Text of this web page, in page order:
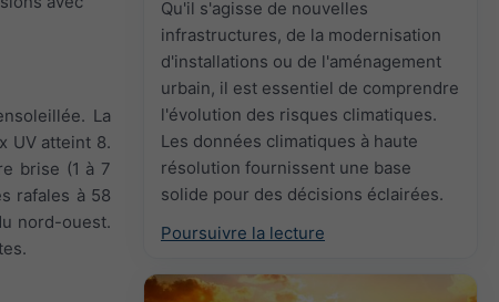
Qu'il s'agisse de nouvelles
infrastructures, de la modernisation
d'installations ou de l'aménagement
urbain, il est essentiel de comprendre
l'évolution des risques climatiques.
Les données climatiques à haute
résolution fournissent une base
solide pour des décisions éclairées.
Poursuivre la lecture
La
UV atteint 8.
brise (1 à 7
rafales à 58
nord-ouest.